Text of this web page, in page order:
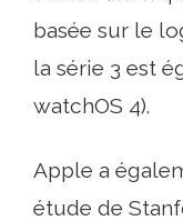
basée sur le
la série 3 est
watchOS 4).
Apple a
étude de